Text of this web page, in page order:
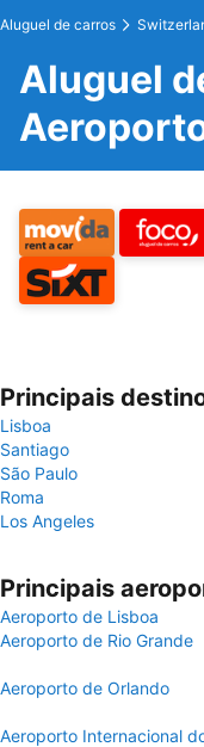
Aluguel de carros
Aluguel
Principais
Lisboa
Santiago
São Paulo
Roma
Los Angeles
Principais
Aeroporto de Lisboa
Aeroporto de Rio Grande
Aeroporto de Orlando
Aeroporto Internacional